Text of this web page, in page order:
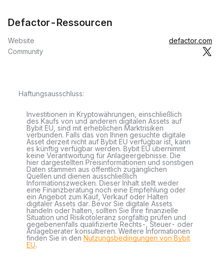
Defactor-Ressourcen
Website
defactor.com
Community
Haftungsausschluss:
Investitionen in Kryptowährungen, einschließlich
des Kaufs von und anderen digitalen Assets auf
Bybit EU, sind mit erheblichen Marktrisiken
verbunden. Falls das von Ihnen gesuchte digitale
Asset derzeit nicht auf Bybit EU verfügbar ist, kann
es künftig verfügbar werden. Bybit EU übernimmt
keine Verantwortung für Anlageergebnisse. Die
hier dargestellten Preisinformationen und sonstigen
Daten stammen aus öffentlich zugänglichen
Quellen und dienen ausschließlich
Informationszwecken. Dieser Inhalt stellt weder
eine Finanzberatung noch eine Empfehlung oder
ein Angebot zum Kauf, Verkauf oder Halten
digitaler Assets dar. Bevor Sie digitale Assets
handeln oder halten, sollten Sie Ihre finanzielle
Situation und Risikotoleranz sorgfältig prüfen und
gegebenenfalls qualifizierte Rechts-, Steuer- oder
Anlageberater konsultieren. Weitere Informationen
finden Sie in den Nutzungsbedingungen von Bybit
EU.